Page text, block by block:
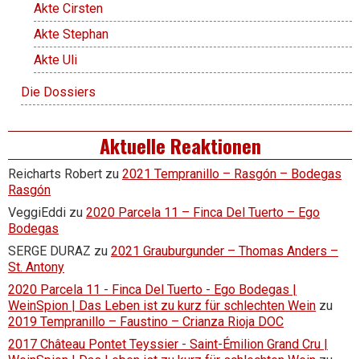
Akte Cirsten
Akte Stephan
Akte Uli
Die Dossiers
Aktuelle Reaktionen
Reicharts Robert zu 2021 Tempranillo – Rasgón – Bodegas
Rasgón
VeggiEddi zu 2020 Parcela 11 – Finca Del Tuerto – Ego
Bodegas
SERGE DURAZ zu 2021 Grauburgunder – Thomas Anders –
St. Antony
2020 Parcela 11 - Finca Del Tuerto - Ego Bodegas |
WeinSpion | Das Leben ist zu kurz für schlechten Wein zu
2019 Tempranillo – Faustino – Crianza Rioja DOC
2017 Château Pontet Teyssier - Saint-Émilion Grand Cru |